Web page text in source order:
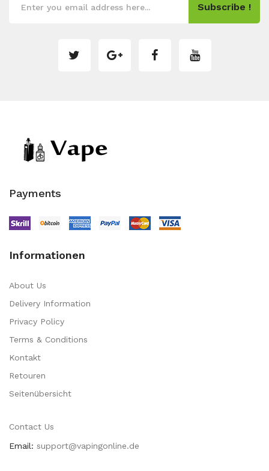
Subscribe !
Payments
Informationen
About Us
Delivery Information
Privacy Policy
Terms & Conditions
Kontakt
Retouren
Seitenübersicht
Contact Us
Email: support@vapingonline.de